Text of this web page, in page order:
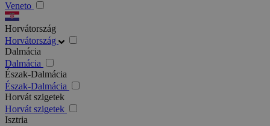
Veneto
Horvátország
Horvátország
Dalmácia
Dalmácia
Észak-Dalmácia
Észak-Dalmácia
Horvát szigetek
Horvát szigetek
Isztria